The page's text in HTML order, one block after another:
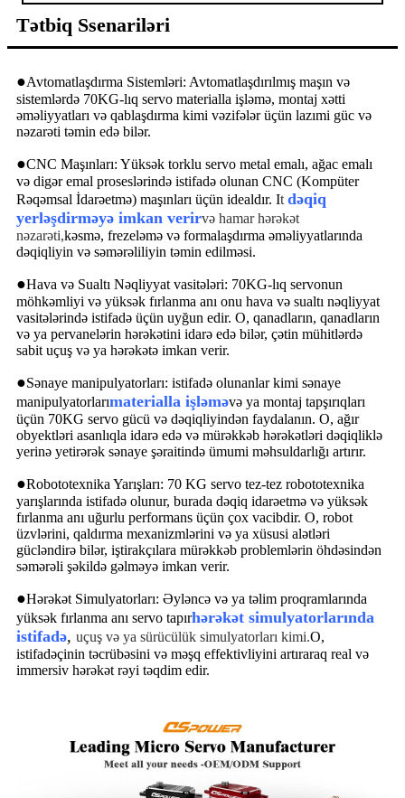
Tətbiq Ssenariləri
●Avtomatlaşdırma Sistemləri: Avtomatlaşdırılmış maşın və
sistemlərdə 70KG-lıq servo materialla işləmə, montaj xətti
əməliyyatları və qablaşdırma kimi vəzifələr üçün lazımi güc və
nəzarəti təmin edə bilər.
●CNC Maşınları: Yüksək torklu servo metal emalı, ağac emalı
və digər emal proseslərində istifadə olunan CNC (Kompüter
Rəqəmsal İdarəetmə) maşınları üçün idealdır. It dəqiq
yerləşdirməyə imkan verirvə hamar hərəkət
nəzarəti,kəsmə, frezeləmə və formalaşdırma əməliyyatlarında
dəqiqliyin və səmərəliliyin təmin edilməsi.
●Hava və Sualtı Nəqliyyat vasitələri: 70KG-lıq servonun
möhkəmliyi və yüksək fırlanma anı onu hava və sualtı nəqliyyat
vasitələrində istifadə üçün uyğun edir. O, qanadların, qanadların
və ya pervanelərin hərəkətini idarə edə bilər, çətin mühitlərdə
sabit uçuş və ya hərəkətə imkan verir.
●Sənaye manipulyatorları: istifadə olunanlar kimi sənaye
manipulyatorlarımaterialla işləməvə ya montaj tapşırıqları
üçün 70KG servo gücü və dəqiqliyindən faydalanın. O, ağır
obyektləri asanlıqla idarə edə və mürəkkəb hərəkətləri dəqiqliklə
yerinə yetirərək sənaye şəraitində ümumi məhsuldarlığı artırır.
●Robototexnika Yarışları: 70 KG servo tez-tez robototexnika
yarışlarında istifadə olunur, burada dəqiq idarəetmə və yüksək
fırlanma anı uğurlu performans üçün çox vacibdir. O, robot
üzvlərini, qaldırma mexanizmlərini və ya xüsusi alətləri
gücləndirə bilər, iştirakçılara mürəkkəb problemlərin öhdəsindən
səmərəli şəkildə gəlməyə imkan verir.
●Hərəkət Simulyatorları: Əyləncə və ya təlim proqramlarında
yüksək fırlanma anı servo tapırhərəkət simulyatorlarında
istifadə, uçuş və ya sürücülük simulyatorları kimi.O,
istifadəçinin təcrübəsini və məşq effektivliyini artıraraq real və
immersiv hərəkət rəyi təqdim edir.